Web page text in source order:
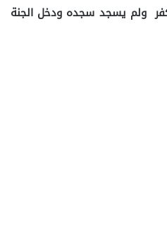
ولم يسجد سجده ودخل الجنة